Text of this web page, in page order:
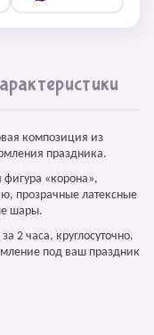
композиция из
праздника.
«корона»,
прозрачные латексные
шары.
2 часа, круглосуточно.
под ваш праздник